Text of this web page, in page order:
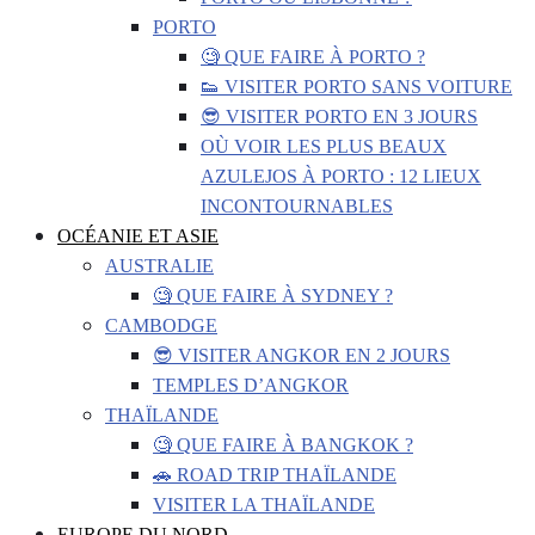
PORTO
🧐 QUE FAIRE À PORTO ?
👟 VISITER PORTO SANS VOITURE
😎 VISITER PORTO EN 3 JOURS
OÙ VOIR LES PLUS BEAUX
AZULEJOS À PORTO : 12 LIEUX
INCONTOURNABLES
OCÉANIE ET ASIE
AUSTRALIE
🧐 QUE FAIRE À SYDNEY ?
CAMBODGE
😎 VISITER ANGKOR EN 2 JOURS
TEMPLES D’ANGKOR
THAÏLANDE
🧐 QUE FAIRE À BANGKOK ?
🚗 ROAD TRIP THAÏLANDE
VISITER LA THAÏLANDE